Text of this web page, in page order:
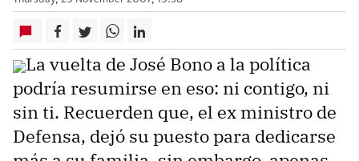
La vuelta de José Bono a la política
podría resumirse en eso: ni contigo, ni
sin ti. Recuerden que, el ex ministro de
Defensa, dejó su puesto para dedicarse